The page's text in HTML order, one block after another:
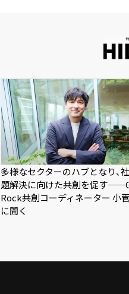
多様なセクターのハブとなり、
題解決に向けた共創を促す
Rock共創コーディネーター 小
に聞く